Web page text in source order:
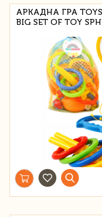
АРКАДНА ГРА TOYS
BIG SET OF TOY